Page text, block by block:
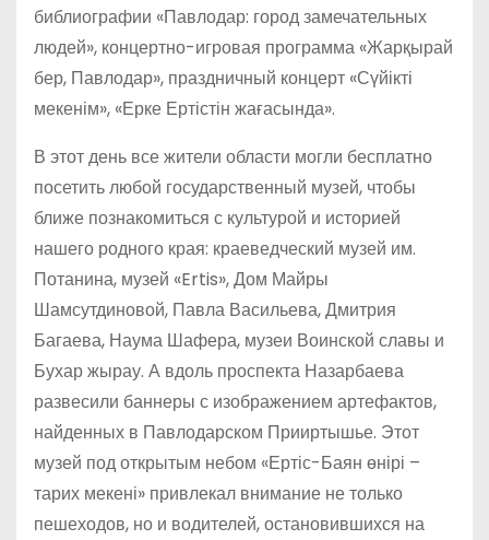
библиографии «Павлодар: город замечательных
людей», концертно-игровая программа «Жарқырай
бер, Павлодар», праздничный концерт «Сүйікті
мекенім», «Ерке Ертістін жағасында».
В этот день все жители области могли бесплатно
посетить любой государственный музей, чтобы
ближе познакомиться с культурой и историей
нашего родного края: краеведческий музей им.
Потанина, музей «Ertis», Дом Майры
Шамсутдиновой, Павла Васильева, Дмитрия
Багаева, Наума Шафера, музеи Воинской славы и
Бухар жырау. А вдоль проспекта Назарбаева
развесили баннеры с изображением артефактов,
найденных в Павлодарском Прииртышье. Этот
музей под открытым небом «Ертіс-Баян өнірі –
тарих мекені» привлекал внимание не только
пешеходов, но и водителей, остановившихся на